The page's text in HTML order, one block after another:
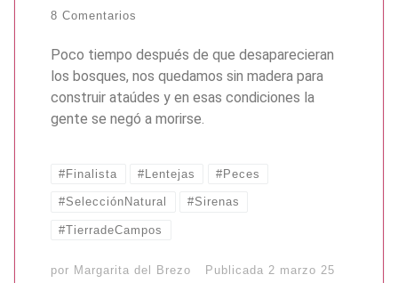
8 Comentarios
Poco tiempo después de que desaparecieran
los bosques, nos quedamos sin madera para
construir ataúdes y en esas condiciones la
gente se negó a morirse.
#Finalista #Lentejas #Peces
#SelecciónNatural #Sirenas
#TierradeCampos
por Margarita del Brezo Publicada 2 marzo 25